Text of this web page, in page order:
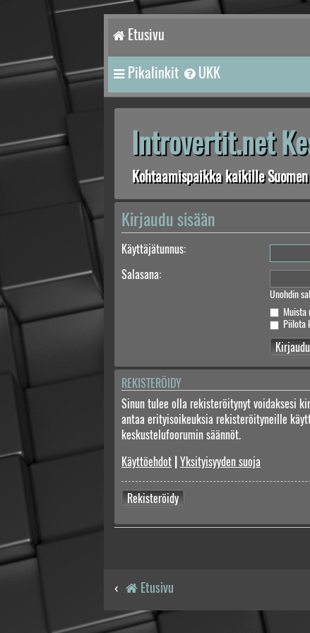
Etusivu
Pikalinkit UKK
Introvertit.net
Kohtaamispaikka kaikille
Kirjaudu sisään
Käyttäjätunnus:
Salasana:
Unohdin
Muista
Piilota
REKISTERÖIDY
Sinun tulee olla rekisteröitynyt voidaksesi
antaa erityisoikeuksia rekisteröityneille
keskustelufoorumin säännöt.
Käyttöehdot | Yksityisyyden suoja
Rekisteröidy
Etusivu